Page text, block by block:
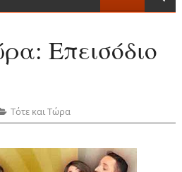
Επεισόδιο
Τότε και Τώρα